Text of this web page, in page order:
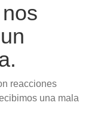
reacciones
una mala